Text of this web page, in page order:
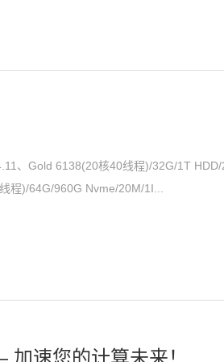
、Gold 6138(20核40线程)/32G/1T
程)/64G/960G Nvme/20M/1I...